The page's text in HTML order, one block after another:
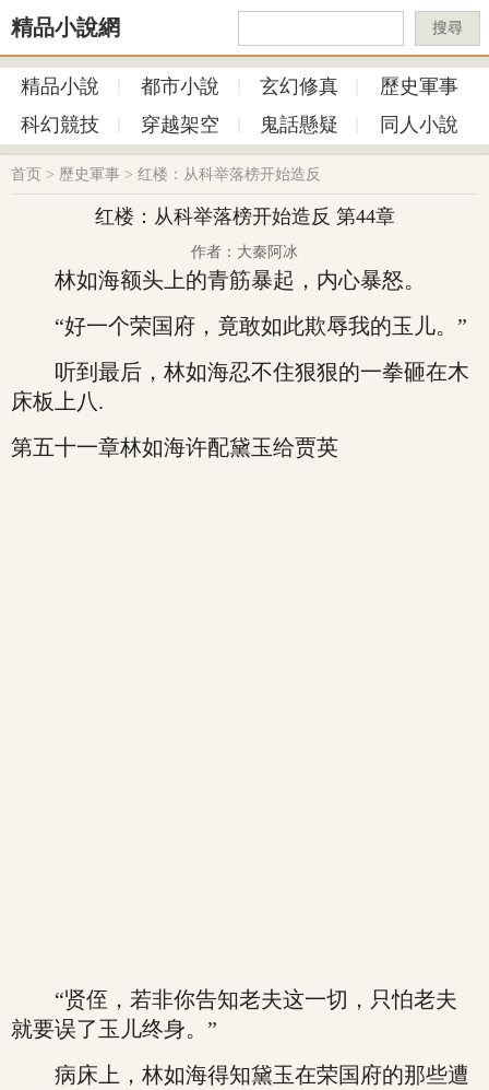
精品小說網 搜尋
精品小說 都市小說 玄幻修真
歷史軍事
科幻競技
穿越架空 鬼話懸疑 同人小說
首页 > 歷史軍事 > 红楼：从科举落榜开始造反
红楼：从科举落榜开始造反 第44章
作者：大秦阿冰
林如海额头上的青筋暴起，内心暴怒。
“好一个荣国府，竟敢如此欺辱我的玉儿。”
听到最后，林如海忍不住狠狠的一拳砸在木
床板上八.
第五十一章林如海许配黛玉给贾英
“贤侄，若非你告知老夫这一切，只怕老夫
就要误了玉儿终身。”
病床上，林如海得知黛玉在荣国府的那些遭